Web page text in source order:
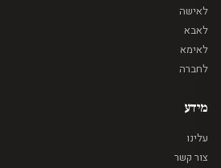
לאישה
לאבא
לאימא
לחברה
מידע
עלינו
צור קשר